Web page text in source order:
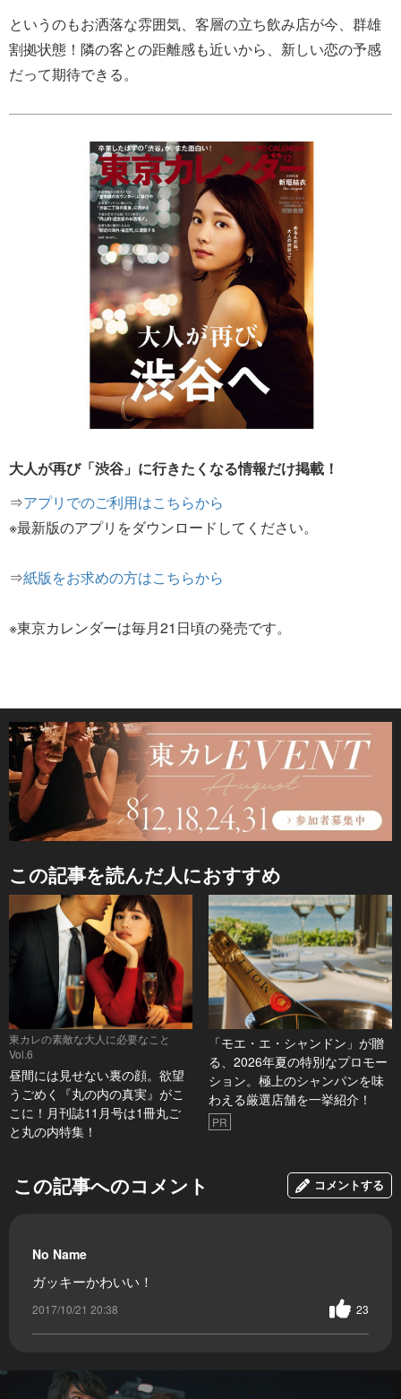
というのもお洒落な雰囲気、客層の立ち飲み店が今、群雄
割拠状態！隣の客との距離感も近いから、新しい恋の予感
だって期待できる。
大人が再び「渋谷」に行きたくなる情報だけ掲載！
⇒アプリでのご利用はこちらから
※最新版のアプリをダウンロードしてください。
⇒紙版をお求めの方はこちらから
※東京カレンダーは毎月21日頃の発売です。
この記事を読んだ人におすすめ
東カレの素敵な大人に必要なこと
Vol.6
昼間には見せない裏の顔。欲望
うごめく『丸の内の真実』がこ
こに！月刊誌11月号は1冊丸ご
と丸の内特集！
「モエ・エ・シャンドン」が贈
る、2026年夏の特別なプロモー
ション。極上のシャンパンを味
わえる厳選店舗を一挙紹介！
PR
この記事へのコメント コメントする
No Name
ガッキーかわいい！
2017/10/21 20:38 23